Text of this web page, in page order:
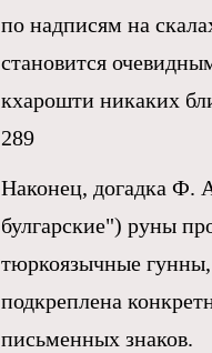
по надписям на
становится
кхарошти никаких
289
Наконец, догадка Ф.
булгарские") руны
тюркоязычные
подкреплена
письменных знаков.